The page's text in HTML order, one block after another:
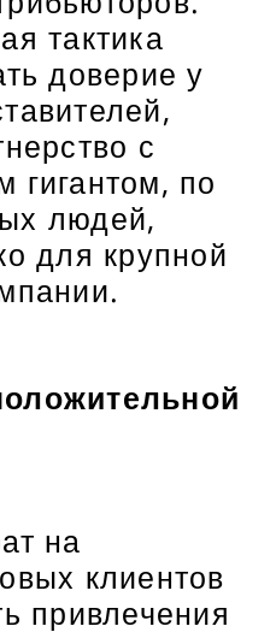
тактика
доверие у
с
гигантом, по
людей,
для крупной
на
клиентов
привлечения